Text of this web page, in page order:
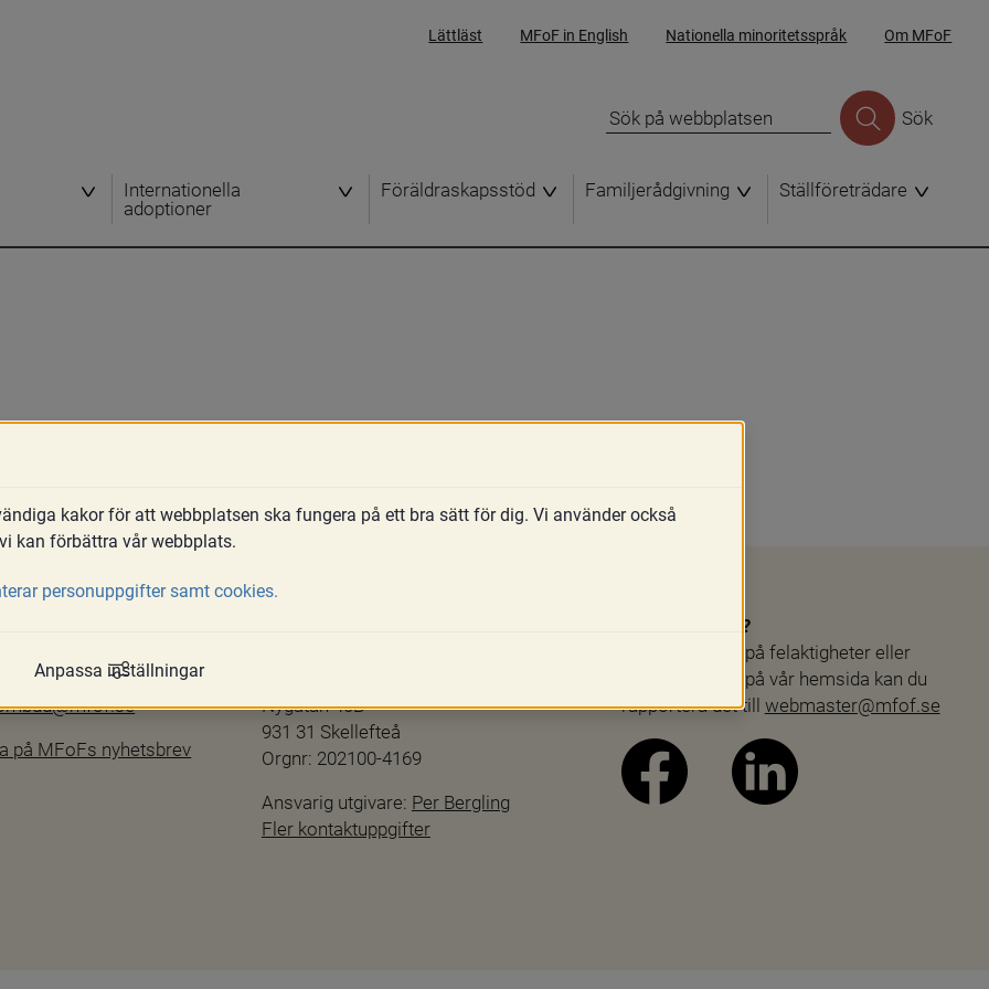
Lättläst MFoF in English Nationella minoritetsspråk Om MFoF
Sök
Internationella
adoptioner
Föräldraskapsstöd Familjerådgivning Ställföreträdare
på MFoFs nyhetsbrev
Nygatan 40B
931 31 Skellefteå
Orgnr: 202100-4169
Ansvarig utgivare: Per Bergling
Fler kontaktuppgifter
Webbproblem?
Skulle du stöta på felaktigheter eller
andra problem på vår hemsida kan du
rapportera det till webmaster@mfof.se
kakor för att webbplatsen ska fungera på ett bra sätt för dig. Vi använder också
kan förbättra vår webbplats.
personuppgifter samt cookies.
Anpassa inställningar